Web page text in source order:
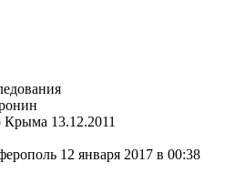
Крыма 13.12.2011
12 января 2017 в 00:38